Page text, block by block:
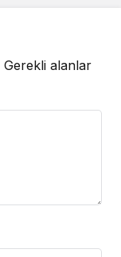
Gerekli alanlar